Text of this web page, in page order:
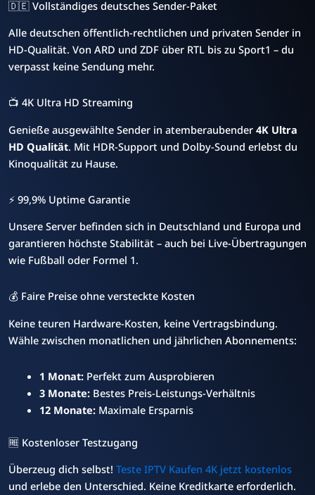
🇩🇪 Vollständiges deutsches Sender-Paket
Alle deutschen öffentlich-rechtlichen und privaten Sender in
HD-Qualität. Von ARD und ZDF über RTL bis zu Sport1 – du
verpasst keine Sendung mehr.
📺 4K Ultra HD Streaming
Genieße ausgewählte Sender in atemberaubender 4K Ultra
HD Qualität. Mit HDR-Support und Dolby-Sound erlebst du
Kinoqualität zu Hause.
⚡ 99,9% Uptime Garantie
Unsere Server befinden sich in Deutschland und Europa und
garantieren höchste Stabilität – auch bei Live-Übertragungen
wie Fußball oder Formel 1.
💰 Faire Preise ohne versteckte Kosten
Keine teuren Hardware-Kosten, keine Vertragsbindung.
Wähle zwischen monatlichen und jährlichen Abonnements:
1 Monat:Perfekt zum Ausprobieren
3 Monate:Bestes Preis-Leistungs-Verhältnis
12 Monate:Maximale Ersparnis
🆓 Kostenloser Testzugang
Überzeug dich selbst! Teste IPTV Kaufen 4K jetzt kostenlos
und erlebe den Unterschied. Keine Kreditkarte erforderlich.